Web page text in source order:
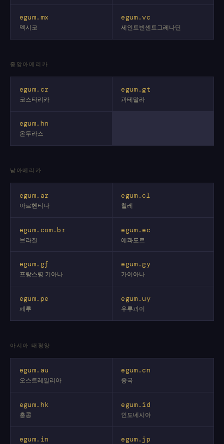
egum.mx
멕시코
egum.vc
세인트빈센트그레나딘
중앙아메리카
egum.cr
코스타리카
egum.gt
과테말라
egum.hn
온두라스
남아메리카
egum.ar
아르헨티나
egum.cl
칠레
egum.com.br
브라질
egum.ec
에콰도르
egum.gf
프랑스령 기아나
egum.gy
가이아나
egum.pe
페루
egum.uy
우루과이
아시아 태평양
egum.au
오스트레일리아
egum.cn
중국
egum.hk
홍콩
egum.id
인도네시아
egum.in egum.jp